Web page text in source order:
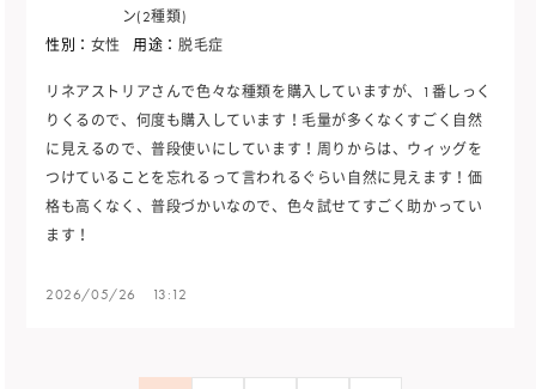
ン(2種類)
性別： 女性 用途： 脱毛症
リネアストリアさんで色々な種類を購入していますが、1番しっく
りくるので、何度も購入しています！毛量が多くなくすごく自然
に見えるので、普段使いにしています！周りからは、ウィッグを
つけていることを忘れるって言われるぐらい自然に見えます！価
格も高くなく、普段づかいなので、色々試せてすごく助かってい
ます！
2026/05/26 13:12